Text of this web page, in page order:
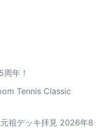
年！
Tennis Classic
元祖デッキ拝見 2026年8